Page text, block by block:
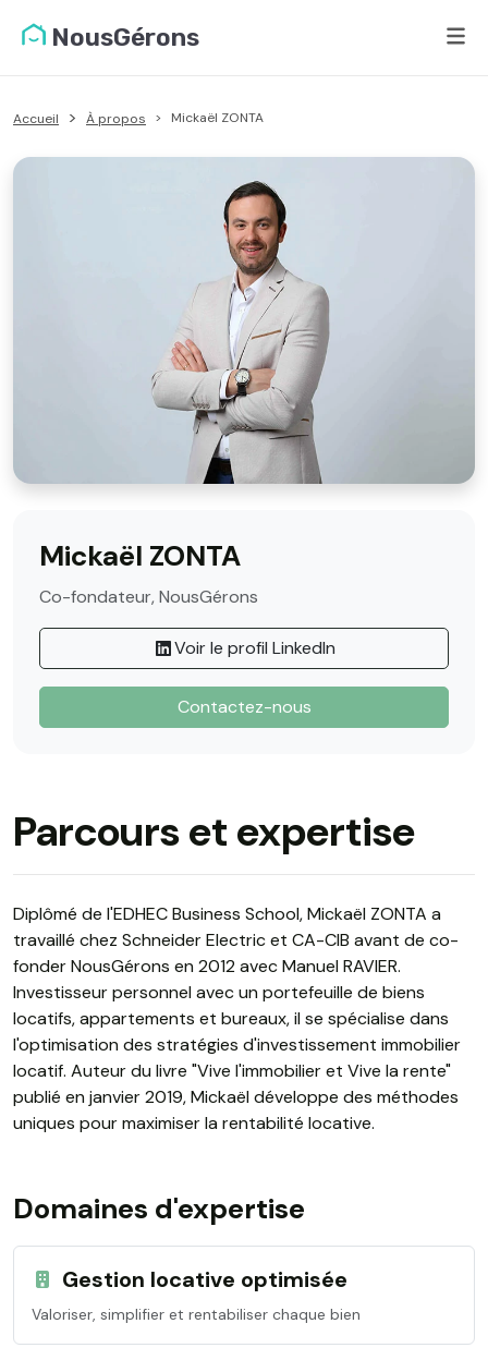
NousGérons
Accueil À propos Mickaël ZONTA
Mickaël ZONTA
Co-fondateur, NousGérons
Voir le profil LinkedIn
Contactez-nous
Parcours et expertise
Diplômé de l'EDHEC Business School, Mickaël ZONTA a
travaillé chez Schneider Electric et CA-CIB avant de co-
fonder NousGérons en 2012 avec Manuel RAVIER.
Investisseur personnel avec un portefeuille de biens
locatifs, appartements et bureaux, il se spécialise dans
l'optimisation des stratégies d'investissement immobilier
locatif. Auteur du livre "Vive l'immobilier et Vive la rente"
publié en janvier 2019, Mickaël développe des méthodes
uniques pour maximiser la rentabilité locative.
Domaines d'expertise
Gestion locative optimisée
Valoriser, simplifier et rentabiliser chaque bien